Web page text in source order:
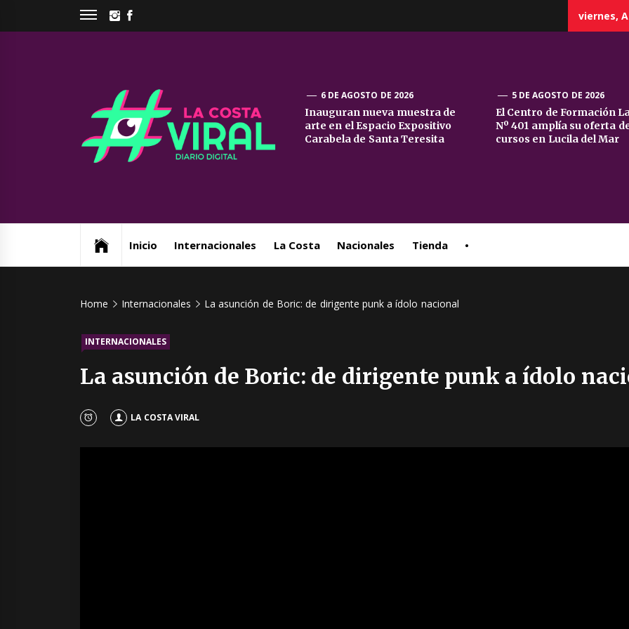
INSTAGRAM
viernes,
La
Costa
6 DE AGOSTO DE 2026
Inauguran nueva muestra de
arte en el Espacio Expositivo
Carabela de Santa Teresita
5 DE AGOSTO DE 2026
El Centro de Formación
Nº 401 amplía su oferta
cursos en Lucila del Mar
Inicio Internacionales La Costa Nacionales Tienda •
Home Internacionales La asunción de Boric: de dirigente punk a ídolo nacional
INTERNACIONALES
La asunción de Boric: de dirigente punk a ídolo
LA COSTA VIRAL